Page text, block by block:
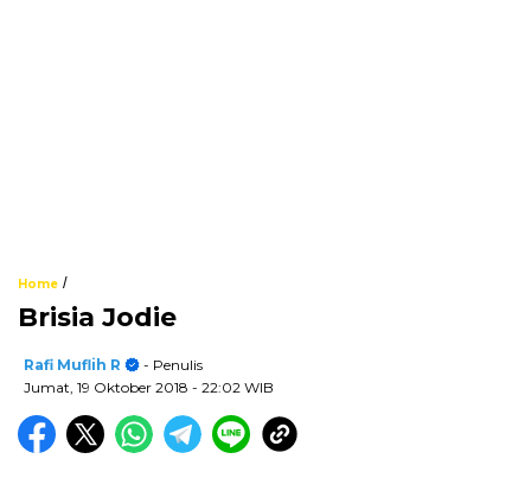
Home /
Brisia Jodie
Rafi Muflih R
- Penulis
Jumat, 19 Oktober 2018 - 22:02 WIB